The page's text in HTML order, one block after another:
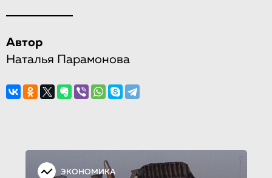
Автор
Наталья Парамонова
ЭКОНОМИКА